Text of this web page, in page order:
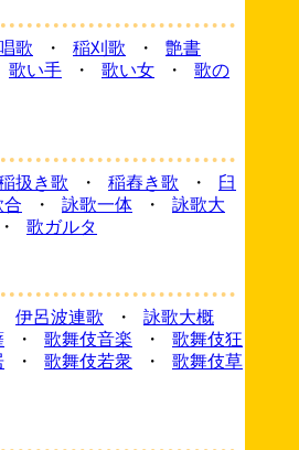
歌 ・ 稲刈歌 ・
艶書
歌い手 ・ 歌い女 ・
歌の
扱き歌 ・ 稲舂き歌 ・
臼
合 ・ 詠歌一体 ・
詠歌大
・
歌ガルタ
伊呂波連歌 ・
詠歌大概
・ 歌舞伎音楽 ・
歌舞伎狂
・ 歌舞伎若衆 ・
歌舞伎草